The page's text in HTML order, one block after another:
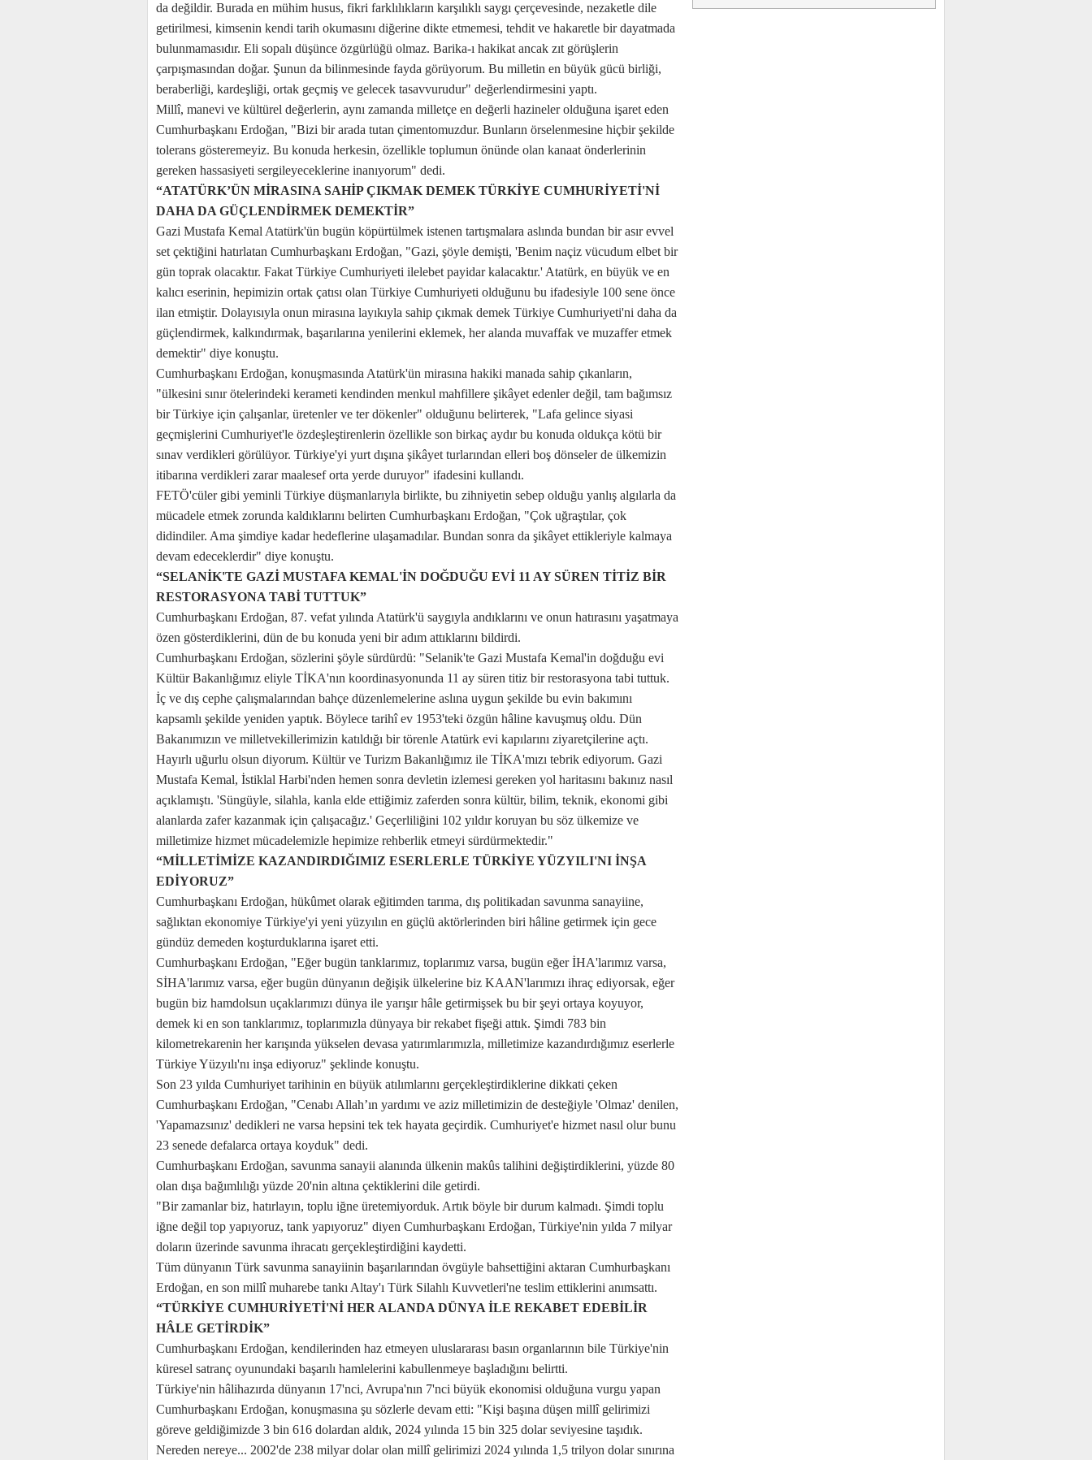
da değildir. Burada en mühim husus, fikri farklılıkların karşılıklı saygı çerçevesinde, nezaketle dile
getirilmesi, kimsenin kendi tarih okumasını diğerine dikte etmemesi, tehdit ve hakaretle bir dayatmada
bulunmamasıdır. Eli sopalı düşünce özgürlüğü olmaz. Barika-ı hakikat ancak zıt görüşlerin
çarpışmasından doğar. Şunun da bilinmesinde fayda görüyorum. Bu milletin en büyük gücü birliği,
beraberliği, kardeşliği, ortak geçmiş ve gelecek tasavvurudur" değerlendirmesini yaptı.
Millî, manevi ve kültürel değerlerin, aynı zamanda milletçe en değerli hazineler olduğuna işaret eden
Cumhurbaşkanı Erdoğan, "Bizi bir arada tutan çimentomuzdur. Bunların örselenmesine hiçbir şekilde
tolerans gösteremeyiz. Bu konuda herkesin, özellikle toplumun önünde olan kanaat önderlerinin
gereken hassasiyeti sergileyeceklerine inanıyorum" dedi.
“ATATÜRK’ÜN MİRASINA SAHİP ÇIKMAK DEMEK TÜRKİYE CUMHURİYETİ'Nİ
DAHA DA GÜÇLENDİRMEK DEMEKTİR”
Gazi Mustafa Kemal Atatürk'ün bugün köpürtülmek istenen tartışmalara aslında bundan bir asır evvel
set çektiğini hatırlatan Cumhurbaşkanı Erdoğan, "Gazi, şöyle demişti, 'Benim naçiz vücudum elbet bir
gün toprak olacaktır. Fakat Türkiye Cumhuriyeti ilelebet payidar kalacaktır.' Atatürk, en büyük ve en
kalıcı eserinin, hepimizin ortak çatısı olan Türkiye Cumhuriyeti olduğunu bu ifadesiyle 100 sene önce
ilan etmiştir. Dolayısıyla onun mirasına layıkıyla sahip çıkmak demek Türkiye Cumhuriyeti'ni daha da
güçlendirmek, kalkındırmak, başarılarına yenilerini eklemek, her alanda muvaffak ve muzaffer etmek
demektir" diye konuştu.
Cumhurbaşkanı Erdoğan, konuşmasında Atatürk'ün mirasına hakiki manada sahip çıkanların,
"ülkesini sınır ötelerindeki kerameti kendinden menkul mahfillere şikâyet edenler değil, tam bağımsız
bir Türkiye için çalışanlar, üretenler ve ter dökenler" olduğunu belirterek, "Lafa gelince siyasi
geçmişlerini Cumhuriyet'le özdeşleştirenlerin özellikle son birkaç aydır bu konuda oldukça kötü bir
sınav verdikleri görülüyor. Türkiye'yi yurt dışına şikâyet turlarından elleri boş dönseler de ülkemizin
itibarına verdikleri zarar maalesef orta yerde duruyor" ifadesini kullandı.
FETÖ'cüler gibi yeminli Türkiye düşmanlarıyla birlikte, bu zihniyetin sebep olduğu yanlış algılarla da
mücadele etmek zorunda kaldıklarını belirten Cumhurbaşkanı Erdoğan, "Çok uğraştılar, çok
didindiler. Ama şimdiye kadar hedeflerine ulaşamadılar. Bundan sonra da şikâyet ettikleriyle kalmaya
devam edeceklerdir" diye konuştu.
“SELANİK'TE GAZİ MUSTAFA KEMAL'İN DOĞDUĞU EVİ 11 AY SÜREN TİTİZ BİR
RESTORASYONA TABİ TUTTUK”
Cumhurbaşkanı Erdoğan, 87. vefat yılında Atatürk'ü saygıyla andıklarını ve onun hatırasını yaşatmaya
özen gösterdiklerini, dün de bu konuda yeni bir adım attıklarını bildirdi.
Cumhurbaşkanı Erdoğan, sözlerini şöyle sürdürdü: "Selanik'te Gazi Mustafa Kemal'in doğduğu evi
Kültür Bakanlığımız eliyle TİKA'nın koordinasyonunda 11 ay süren titiz bir restorasyona tabi tuttuk.
İç ve dış cephe çalışmalarından bahçe düzenlemelerine aslına uygun şekilde bu evin bakımını
kapsamlı şekilde yeniden yaptık. Böylece tarihî ev 1953'teki özgün hâline kavuşmuş oldu. Dün
Bakanımızın ve milletvekillerimizin katıldığı bir törenle Atatürk evi kapılarını ziyaretçilerine açtı.
Hayırlı uğurlu olsun diyorum. Kültür ve Turizm Bakanlığımız ile TİKA'mızı tebrik ediyorum. Gazi
Mustafa Kemal, İstiklal Harbi'nden hemen sonra devletin izlemesi gereken yol haritasını bakınız nasıl
açıklamıştı. 'Süngüyle, silahla, kanla elde ettiğimiz zaferden sonra kültür, bilim, teknik, ekonomi gibi
alanlarda zafer kazanmak için çalışacağız.' Geçerliliğini 102 yıldır koruyan bu söz ülkemize ve
milletimize hizmet mücadelemizle hepimize rehberlik etmeyi sürdürmektedir."
“MİLLETİMİZE KAZANDIRDIĞIMIZ ESERLERLE TÜRKİYE YÜZYILI'NI İNŞA
EDİYORUZ”
Cumhurbaşkanı Erdoğan, hükûmet olarak eğitimden tarıma, dış politikadan savunma sanayiine,
sağlıktan ekonomiye Türkiye'yi yeni yüzyılın en güçlü aktörlerinden biri hâline getirmek için gece
gündüz demeden koşturduklarına işaret etti.
Cumhurbaşkanı Erdoğan, "Eğer bugün tanklarımız, toplarımız varsa, bugün eğer İHA'larımız varsa,
SİHA'larımız varsa, eğer bugün dünyanın değişik ülkelerine biz KAAN'larımızı ihraç ediyorsak, eğer
bugün biz hamdolsun uçaklarımızı dünya ile yarışır hâle getirmişsek bu bir şeyi ortaya koyuyor,
demek ki en son tanklarımız, toplarımızla dünyaya bir rekabet fişeği attık. Şimdi 783 bin
kilometrekarenin her karışında yükselen devasa yatırımlarımızla, milletimize kazandırdığımız eserlerle
Türkiye Yüzyılı'nı inşa ediyoruz" şeklinde konuştu.
Son 23 yılda Cumhuriyet tarihinin en büyük atılımlarını gerçekleştirdiklerine dikkati çeken
Cumhurbaşkanı Erdoğan, "Cenabı Allah’ın yardımı ve aziz milletimizin de desteğiyle 'Olmaz' denilen,
'Yapamazsınız' dedikleri ne varsa hepsini tek tek hayata geçirdik. Cumhuriyet'e hizmet nasıl olur bunu
23 senede defalarca ortaya koyduk" dedi.
Cumhurbaşkanı Erdoğan, savunma sanayii alanında ülkenin makûs talihini değiştirdiklerini, yüzde 80
olan dışa bağımlılığı yüzde 20'nin altına çektiklerini dile getirdi.
"Bir zamanlar biz, hatırlayın, toplu iğne üretemiyorduk. Artık böyle bir durum kalmadı. Şimdi toplu
iğne değil top yapıyoruz, tank yapıyoruz" diyen Cumhurbaşkanı Erdoğan, Türkiye'nin yılda 7 milyar
doların üzerinde savunma ihracatı gerçekleştirdiğini kaydetti.
Tüm dünyanın Türk savunma sanayiinin başarılarından övgüyle bahsettiğini aktaran Cumhurbaşkanı
Erdoğan, en son millî muharebe tankı Altay'ı Türk Silahlı Kuvvetleri'ne teslim ettiklerini anımsattı.
“TÜRKİYE CUMHURİYETİ'Nİ HER ALANDA DÜNYA İLE REKABET EDEBİLİR
HÂLE GETİRDİK”
Cumhurbaşkanı Erdoğan, kendilerinden haz etmeyen uluslararası basın organlarının bile Türkiye'nin
küresel satranç oyunundaki başarılı hamlelerini kabullenmeye başladığını belirtti.
Türkiye'nin hâlihazırda dünyanın 17'nci, Avrupa'nın 7'nci büyük ekonomisi olduğuna vurgu yapan
Cumhurbaşkanı Erdoğan, konuşmasına şu sözlerle devam etti: "Kişi başına düşen millî gelirimizi
göreve geldiğimizde 3 bin 616 dolardan aldık, 2024 yılında 15 bin 325 dolar seviyesine taşıdık.
Nereden nereye... 2002'de 238 milyar dolar olan millî gelirimizi 2024 yılında 1,5 trilyon dolar sınırına